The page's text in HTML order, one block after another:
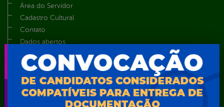
Área do Servidor
Cadastro Cultural
Contato
Dados abertos
Feriados e Pontos Facultativos
Glossário
Notícias
Resultado de Exames
Serviços digitais